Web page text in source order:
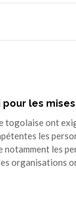
les
ont
les
notamment les
organisations